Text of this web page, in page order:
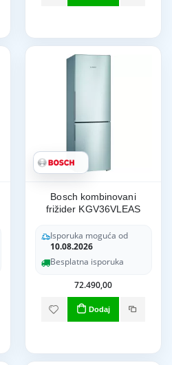
Bosch kombinovani
frižider KGV36VLEAS
Isporuka moguća od
10.08.2026
Besplatna isporuka
72.490,00
Dodaj